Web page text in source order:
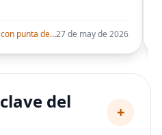
Ohuhu Marcadores de alcohol con punta de pincel – Juego de marcadores artísticos de doble punta con certificación AP para artistas adultos27 de may de 2026
del
+